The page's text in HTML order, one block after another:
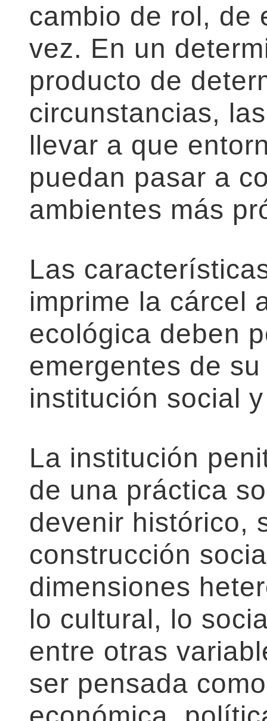
cambio de rol, de
vez. En un
producto de
circunstancias,
llevar a que
puedan pasar a
ambientes más
Las
imprime la cárcel
ecológica deben
emergentes de
institución social
La institución
de una práctica
devenir histórico,
construcción
dimensiones
lo cultural, lo
entre otras
ser pensada